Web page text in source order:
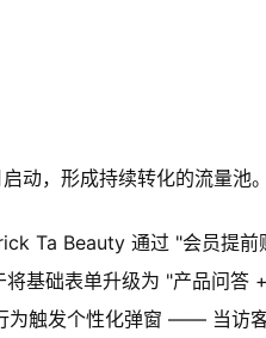
动，形成持续转化的流量池。
Ta Beauty 通过 "会员提前
基础表单升级为 "产品问答
为触发个性化弹窗 —— 当访